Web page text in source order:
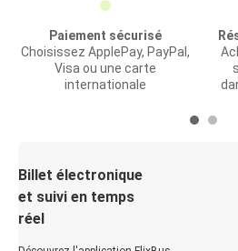
Paiement sécurisé
Choisissez ApplePay, PayPal,
Visa ou une carte
internationale
Billet électronique
et suivi en temps
réel